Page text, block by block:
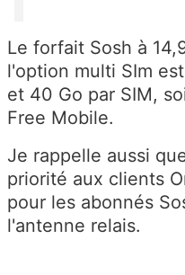
Le forfait Sosh à
l'option multi SIm
et 40 Go par SIM,
Free Mobile.
Je rappelle aussi
priorité aux clients
pour les abonnés
l'antenne relais.